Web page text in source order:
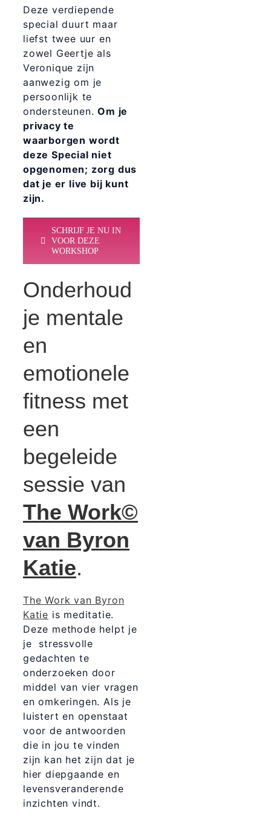
Deze verdiepende
special duurt maar
liefst twee uur en
zowel Geertje als
Veronique zijn
aanwezig om je
persoonlijk te
ondersteunen.Om je
privacy te
waarborgen wordt
deze Special niet
opgenomen; zorg dus
dat je er live bij kunt
zijn.
SCHRIJF JE NU IN
VOOR DEZE
WORKSHOP
Onderhoud
je mentale
en
emotionele
fitness met
een
begeleide
sessie van
The Work©
van Byron
Katie.
The Work van Byron
Katie is meditatie.
Deze methode helpt je
je stressvolle
gedachten te
onderzoeken door
middel van vier vragen
en omkeringen. Als je
luistert en openstaat
voor de antwoorden
die in jou te vinden
zijn kan het zijn dat je
hier diepgaande en
levensveranderende
inzichten vindt.